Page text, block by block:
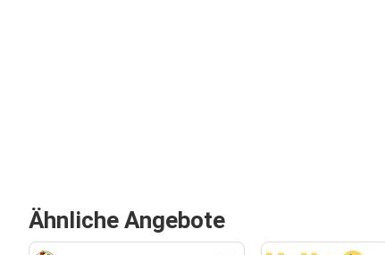
Ähnliche Angebote